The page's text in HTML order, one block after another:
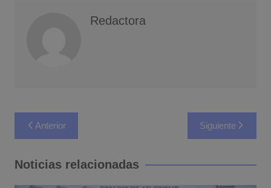
Redactora
Navegación
de
entradas
Anterior Siguiente
Noticias relacionadas